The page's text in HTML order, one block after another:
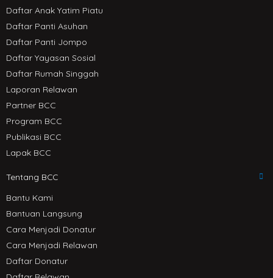
Daftar Anak Yatim Piatu
Daftar Panti Asuhan
Daftar Panti Jompo
Daftar Yayasan Sosial
Daftar Rumah Singgah
Laporan Relawan
Partner BCC
Program BCC
Publikasi BCC
Lapak BCC
Tentang BCC
Bantu Kami
Bantuan Langsung
Cara Menjadi Donatur
Cara Menjadi Relawan
Daftar Donatur